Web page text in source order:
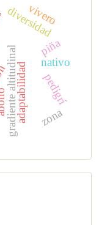
gradiente altitudinal
diversidad
nativo
piña
pedigrí
vivero
adaptabilidad zona